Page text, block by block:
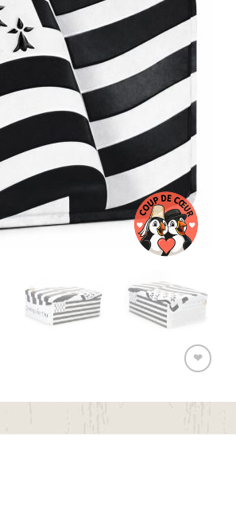
Ajouter
aux
favoris
❤